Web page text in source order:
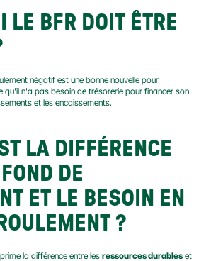
LE BFR DOIT ÊTRE
négatif est une bonne nouvelle pour
qu'il n'a pas besoin de trésorerie pour financer son
et les encaissements.
LA DIFFÉRENCE
DE
ET LE BESOIN EN
?
la différence entre les ressources durables et